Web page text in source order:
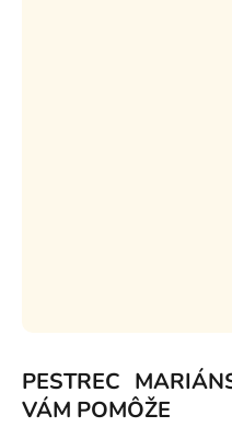
PESTREC
VÁM POMÔŽE